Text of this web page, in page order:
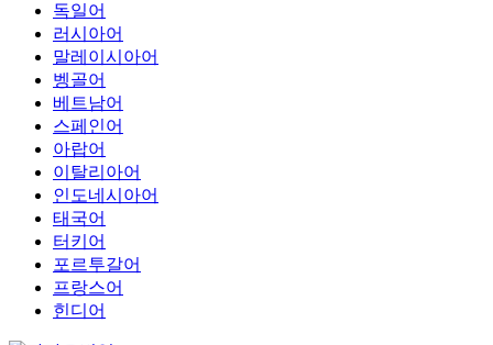
독일어
러시아어
말레이시아어
벵골어
베트남어
스페인어
아랍어
이탈리아어
인도네시아어
태국어
터키어
포르투갈어
프랑스어
힌디어